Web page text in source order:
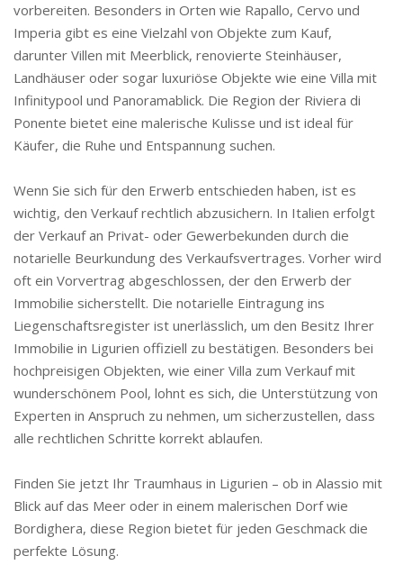
vorbereiten. Besonders in Orten wie Rapallo, Cervo und
Imperia gibt es eine Vielzahl von Objekte zum Kauf,
darunter Villen mit Meerblick, renovierte Steinhäuser,
Landhäuser oder sogar luxuriöse Objekte wie eine Villa mit
Infinitypool und Panoramablick. Die Region der Riviera di
Ponente bietet eine malerische Kulisse und ist ideal für
Käufer, die Ruhe und Entspannung suchen.
Wenn Sie sich für den Erwerb entschieden haben, ist es
wichtig, den Verkauf rechtlich abzusichern. In Italien erfolgt
der Verkauf an Privat- oder Gewerbekunden durch die
notarielle Beurkundung des Verkaufsvertrages. Vorher wird
oft ein Vorvertrag abgeschlossen, der den Erwerb der
Immobilie sicherstellt. Die notarielle Eintragung ins
Liegenschaftsregister ist unerlässlich, um den Besitz Ihrer
Immobilie in Ligurien offiziell zu bestätigen. Besonders bei
hochpreisigen Objekten, wie einer Villa zum Verkauf mit
wunderschönem Pool, lohnt es sich, die Unterstützung von
Experten in Anspruch zu nehmen, um sicherzustellen, dass
alle rechtlichen Schritte korrekt ablaufen.
Finden Sie jetzt Ihr Traumhaus in Ligurien – ob in Alassio mit
Blick auf das Meer oder in einem malerischen Dorf wie
Bordighera, diese Region bietet für jeden Geschmack die
perfekte Lösung.